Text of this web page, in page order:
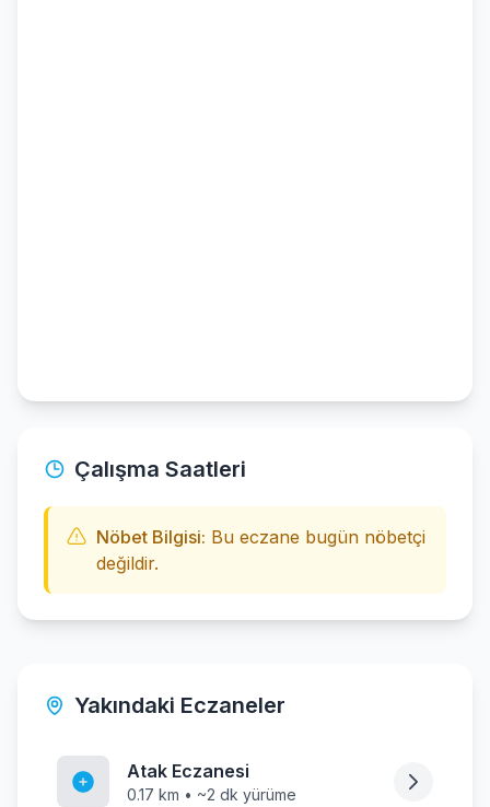
Çalışma Saatleri
Nöbet Bilgisi: Bu eczane bugün nöbetçi
değildir.
Yakındaki Eczaneler
Atak Eczanesi
0.17 km • ~2 dk yürüme